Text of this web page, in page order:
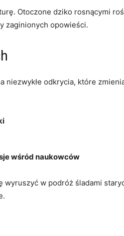
Otoczone dziko‌ rosnącymi
zaginionych opowieści.
odkrycia, które
‍wśród naukowców
⁤w podróż śladami​